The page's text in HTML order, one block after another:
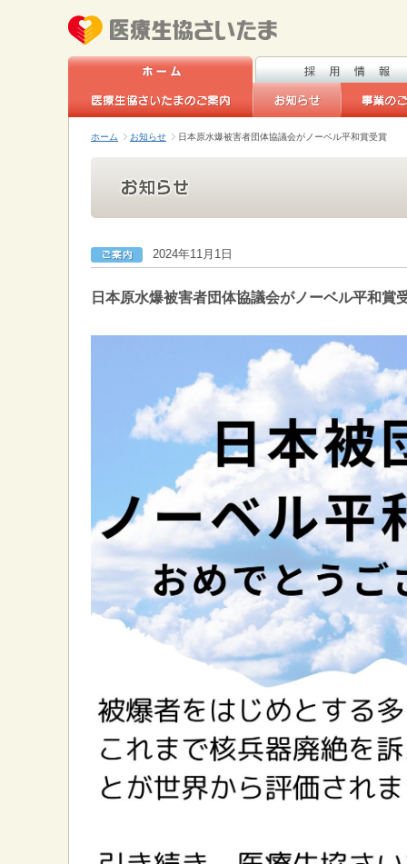
ホーム お知らせ 日本原水爆被害者団体協議会がノーベル平和賞受賞
2024年11月1日
日本原水爆被害者団体協議会がノーベル平和賞